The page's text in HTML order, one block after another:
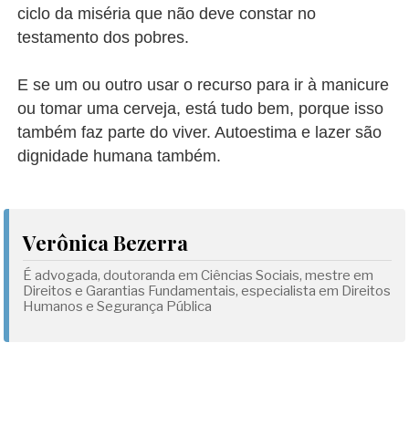
ciclo da miséria que não deve constar no
testamento dos pobres.
E se um ou outro usar o recurso para ir à manicure
ou tomar uma cerveja, está tudo bem, porque isso
também faz parte do viver. Autoestima e lazer são
dignidade humana também.
Verônica Bezerra
É advogada, doutoranda em Ciências Sociais, mestre em
Direitos e Garantias Fundamentais, especialista em Direitos
Humanos e Segurança Pública